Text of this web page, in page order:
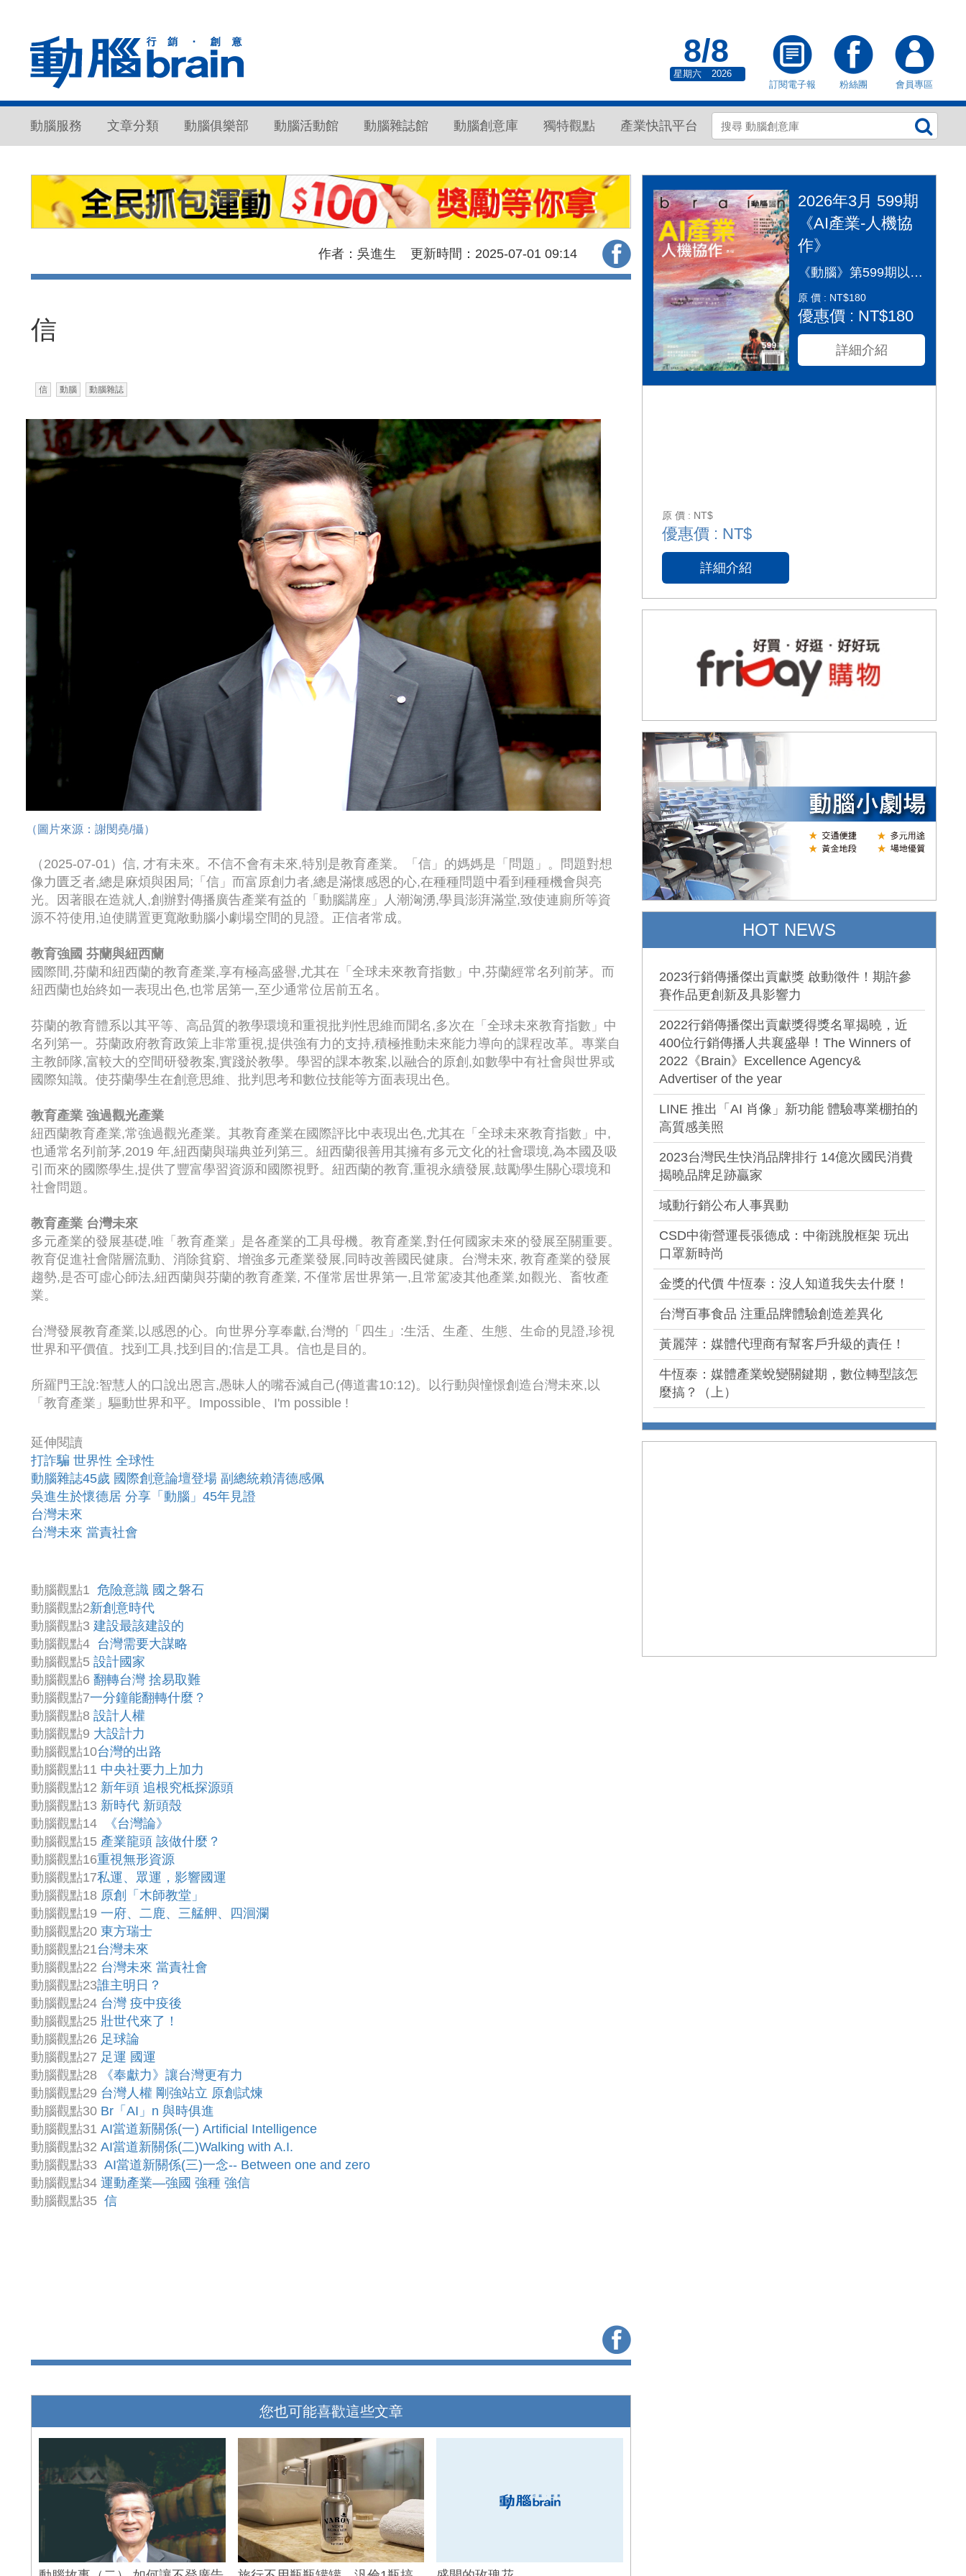
8/8
星期六
2026
訂閱電子報
粉絲團 會員專區
動腦服務 文章分類 動腦俱樂部 動腦活動館 動腦雜誌館 動腦創意庫 獨特觀點 產業快訊平台
作者：吳進生 更新時間：2025-07-01 09:14
信
信 動腦 動腦雜誌
（圖片來源：謝閔堯/攝）
（2025-07-01）信, 才有未來。不信不會有未來,特別是教育產業。「信」的媽媽是「問題」。問題對想
像力匱乏者,總是麻煩與困局;「信」而富原創力者,總是滿懷感恩的心,在種種問題中看到種種機會與亮
光。因著眼在造就人,創辦對傳播廣告產業有益的「動腦講座」人潮洶湧,學員澎湃滿堂,致使連廁所等資
源不符使用,迫使購置更寬敞動腦小劇場空間的見證。正信者常成。
教育強國 芬蘭與紐西蘭
國際間,芬蘭和紐西蘭的教育產業,享有極高盛譽,尤其在「全球未來教育指數」中,芬蘭經常名列前茅。而
紐西蘭也始終如一表現出色,也常居第一,至少通常位居前五名。
芬蘭的教育體系以其平等、高品質的教學環境和重視批判性思維而聞名,多次在「全球未來教育指數」中
名列第一。芬蘭政府教育政策上非常重視,提供強有力的支持,積極推動未來能力導向的課程改革。專業自
主教師隊,富較大的空間研發教案,實踐於教學。學習的課本教案,以融合的原創,如數學中有社會與世界或
國際知識。使芬蘭學生在創意思維、批判思考和數位技能等方面表現出色。
教育產業 強過觀光產業
紐西蘭教育產業,常強過觀光產業。其教育產業在國際評比中表現出色,尤其在「全球未來教育指數」中,
也通常名列前茅,2019 年,紐西蘭與瑞典並列第三。紐西蘭很善用其擁有多元文化的社會環境,為本國及吸
引而來的國際學生,提供了豐富學習資源和國際視野。紐西蘭的教育,重視永續發展,鼓勵學生關心環境和
社會問題。
教育產業 台灣未來
多元產業的發展基礎,唯「教育產業」是各產業的工具母機。教育產業,對任何國家未來的發展至關重要。
教育促進社會階層流動、消除貧窮、增強多元產業發展,同時改善國民健康。台灣未來, 教育產業的發展
趨勢,是否可虛心師法,紐西蘭與芬蘭的教育產業, 不僅常居世界第一,且常駕凌其他產業,如觀光、畜牧產
業。
台灣發展教育產業,以感恩的心。向世界分享奉獻,台灣的「四生」:生活、生產、生態、生命的見證,珍視
世界和平價值。找到工具,找到目的;信是工具。信也是目的。
​​所羅門王說:智慧人的口說出恩言,愚昧人的嘴吞滅自己(傳道書10:12)。以行動與憧憬創造台灣未來,以
「教育產業」驅動世界和平。Impossible、I'm possible !
延伸閱讀
打詐騙 世界性 全球性
動腦雜誌45歲 國際創意論壇登場 副總統賴清德感佩
吳進生於懷德居 分享「動腦」45年見證
台灣未來
台灣未來 當責社會
動腦觀點1 危險意識 國之磐石
動腦觀點2新創意時代
動腦觀點3 建設最該建設的
動腦觀點4 台灣需要大謀略
動腦觀點5 設計國家
動腦觀點6 翻轉台灣 捨易取難
動腦觀點7一分鐘能翻轉什麼？
動腦觀點8 設計人權
動腦觀點9 大設計力
動腦觀點10台灣的出路
動腦觀點11 中央社要力上加力
動腦觀點12 新年頭 追根究柢探源頭
動腦觀點13 新時代 新頭殼
動腦觀點14
《台灣論》
動腦觀點15 產業龍頭 該做什麼？
動腦觀點16重視無形資源
動腦觀點17私運、眾運，影響國運
動腦觀點18 原創「木師教堂」
動腦觀點19 一府、二鹿、三艋舺、四洄瀾
動腦觀點20 東方瑞士
動腦觀點21台灣未來
動腦觀點22 台灣未來 當責社會
動腦觀點23誰主明日？
動腦觀點24 台灣 疫中疫後
動腦觀點25 壯世代來了！
動腦觀點26 足球論
動腦觀點27 足運 國運
動腦觀點28
《奉獻力》讓台灣更有力
動腦觀點29 台灣人權 剛強站立 原創試煉
動腦觀點30 Br「AI」n 與時俱進
動腦觀點31 AI當道新關係(一) Artificial Intelligence
動腦觀點32 AI當道新關係(二)Walking with A.I.
動腦觀點33 AI當道新關係(三)一念-- Between one and zero
動腦觀點34 運動產業—強國 強種 強信
動腦觀點35 信
您也可能喜歡這些文章
2026年3月 599期
《AI產業-人機協
作》
《動腦》第599期以「AI產業：人機協作」為封面故事，探討AI從「造夢期」邁入「落地應用」的關鍵變革。本期深入剖析2026年AI產業全景，涵蓋代理型AI（Agentic AI）如何重塑顧客旅程、企業導入實戰指南及風險治理。透過專家觀點，解構從智慧金融到行銷流程的自動化轉型，並探討「人機協作」模式下，行銷人如何從軟體操作者轉變為AI指揮官，在矽基與碳基共存的時代，將算力轉化為驅動企業長期成長的關鍵動能，打造更有溫度的未來生活。
原 價 : NT$180
優惠價 : NT$180
詳細介紹
原 價 : NT$
優惠價 : NT$
詳細介紹
HOT NEWS
2023行銷傳播傑出貢獻獎 啟動徵件！期許參
賽作品更創新及具影響力
2022行銷傳播傑出貢獻獎得獎名單揭曉，近
400位行銷傳播人共襄盛舉！The Winners of
2022《Brain》Excellence Agency&
Advertiser of the year
LINE 推出「AI 肖像」新功能 體驗專業棚拍的
高質感美照
2023台灣民生快消品牌排行 14億次國民消費
揭曉品牌足跡贏家
域動行銷公布人事異動
CSD中衛營運長張德成：中衛跳脫框架 玩出
口罩新時尚
金獎的代價 牛恆泰：沒人知道我失去什麼！
台灣百事食品 注重品牌體驗創造差異化
黃麗萍：媒體代理商有幫客戶升級的責任！
牛恆泰：媒體產業蛻變關鍵期，數位轉型該怎
麼搞？（上）